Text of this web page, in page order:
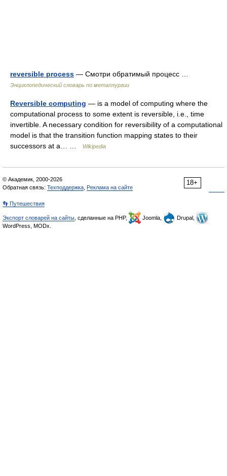
reversible process — Смотри обратимый процесс …
Энциклопедический словарь по металлургии
Reversible computing — is a model of computing where the
computational process to some extent is reversible, i.e., time
invertible. A necessary condition for reversibility of a computational
model is that the transition function mapping states to their
successors at a… …
Wikipedia
18+
© Академик, 2000-2026
Обратная связь: Техподдержка Реклама на сайте
👣 Путешествия
Экспорт словарей на сайты , сделанные на PHP, Joomla,
Drupal,
WordPress, MODx.